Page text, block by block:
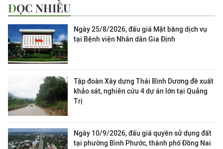
ĐỌC NHIỀU
Ngày 25/8/2026, đấu giá Mặt bằng dịch vụ
tại Bệnh viện Nhân dân Gia Định
Tập đoàn Xây dựng Thái Bình Dương đề xuất
khảo sát, nghiên cứu 4 dự án lớn tại Quảng
Trị
Ngày 10/9/2026, đấu giá quyền sử dụng đất
tại phường Bình Phước, thành phố Đồng Nai